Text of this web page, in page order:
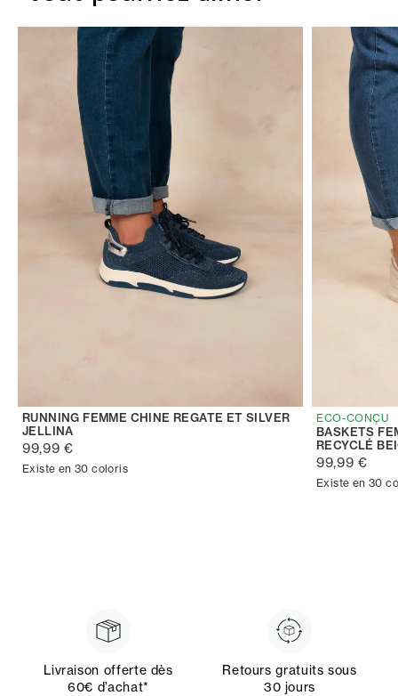
RUNNING FEMME CHINE REGATE ET SILVER
JELLINA
99,99 €
Existe en 30 coloris
ECO-CONÇU
BASKETS
RECYCLÉ
99,99 €
Existe en 30
Livraison offerte dès
60€ d’achat*
Retours gratuits sous
30 jours